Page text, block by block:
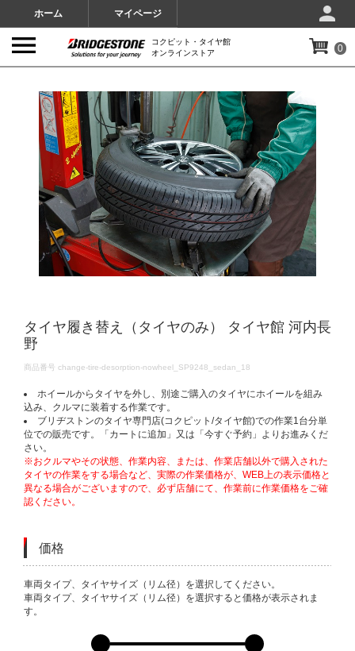
ホーム マイページ
コクピット・タイヤ館
オンラインストア
0
タイヤ履き替え（タイヤのみ） タイヤ館 河内長
野
DETAILS
商品番号 change-tire-desorption-nowheel_SP9248_sedan_18
ホイールからタイヤを外し、別途ご購入のタイヤにホイールを組み
込み、クルマに装着する作業です。
ブリヂストンのタイヤ専門店(コクピット/タイヤ館)での作業1台分単
位での販売です。「カートに追加」又は「今すぐ予約」よりお進みくだ
さい。
※おクルマやその状態、作業内容、または、作業店舗以外で購入された
タイヤの作業をする場合など、実際の作業価格が、WEB上の表示価格と
異なる場合がございますので、必ず店舗にて、作業前に作業価格をご確
認ください。
価格
VARIATIONS
車両タイプ、タイヤサイズ（リム径）を選択してください。
車両タイプ、タイヤサイズ（リム径）を選択すると価格が表示されま
す。